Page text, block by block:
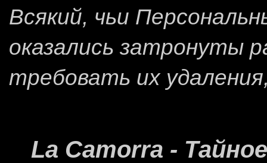
Всякий, чьи
оказались затронуты
требовать их
La Camorra -